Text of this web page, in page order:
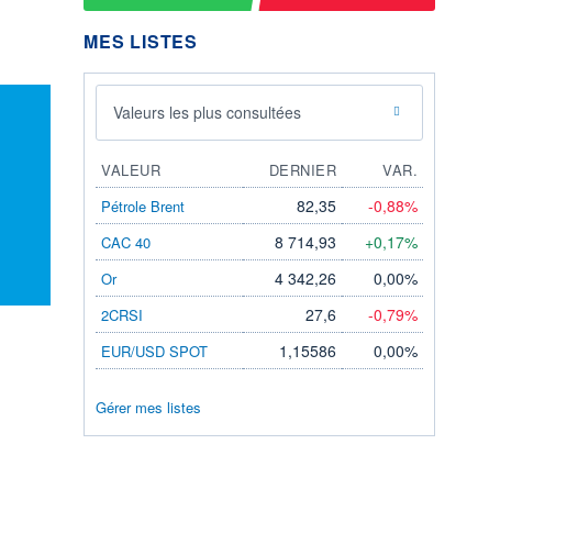
MES LISTES
Valeurs les plus consultées
VALEUR DERNIER
VAR.
Pétrole Brent
82,35 -0,88%
CAC 40 8 714,93 +0,17%
Or 4 342,26 0,00%
2CRSI 27,6 -0,79%
EUR/USD SPOT 1,15586 0,00%
Gérer mes listes